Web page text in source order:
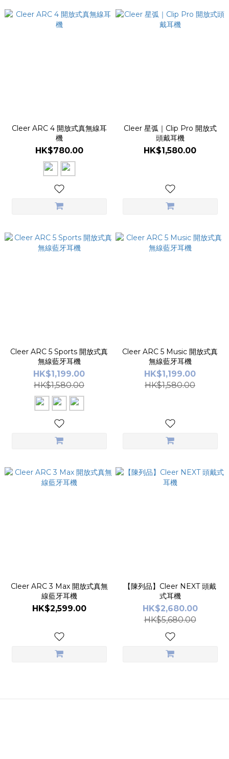
Cleer ARC 4 開放式真無線耳
機
HK$780.00
Cleer 星弧｜Clip Pro 開放式
頭戴耳機
HK$1,580.00
Cleer ARC 5 Sports 開放式真
無線藍牙耳機
HK$1,199.00
HK$1,580.00
Cleer ARC 5 Music 開放式真
無線藍牙耳機
HK$1,199.00
HK$1,580.00
Cleer ARC 3 Max 開放式真無
線藍牙耳機
HK$2,599.00
【陳列品】Cleer NEXT 頭戴
式耳機
HK$2,680.00
HK$5,680.00